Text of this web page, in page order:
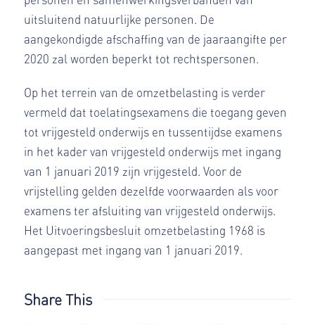
uitsluitend natuurlijke personen. De
aangekondigde afschaffing van de jaaraangifte per
2020 zal worden beperkt tot rechtspersonen.
Op het terrein van de omzetbelasting is verder
vermeld dat toelatingsexamens die toegang geven
tot vrijgesteld onderwijs en tussentijdse examens
in het kader van vrijgesteld onderwijs met ingang
van 1 januari 2019 zijn vrijgesteld. Voor de
vrijstelling gelden dezelfde voorwaarden als voor
examens ter afsluiting van vrijgesteld onderwijs.
Het Uitvoeringsbesluit omzetbelasting 1968 is
aangepast met ingang van 1 januari 2019.
Share This